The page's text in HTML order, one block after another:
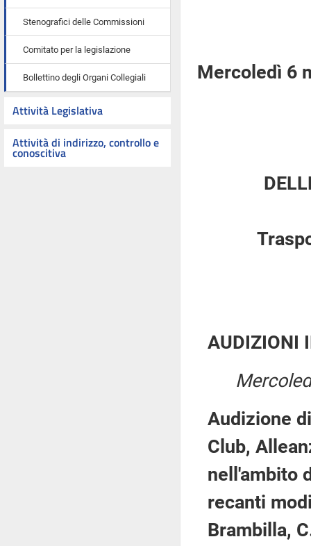
Stenografici delle Commissioni
Comitato per la legislazione
Bollettino degli Organi Collegiali
Attività Legislativa
Attività di indirizzo, controllo e
conoscitiva
Mercoledì 6
AUDIZIONI
Audizione
Club,
nell'ambito
recanti
Brambilla,